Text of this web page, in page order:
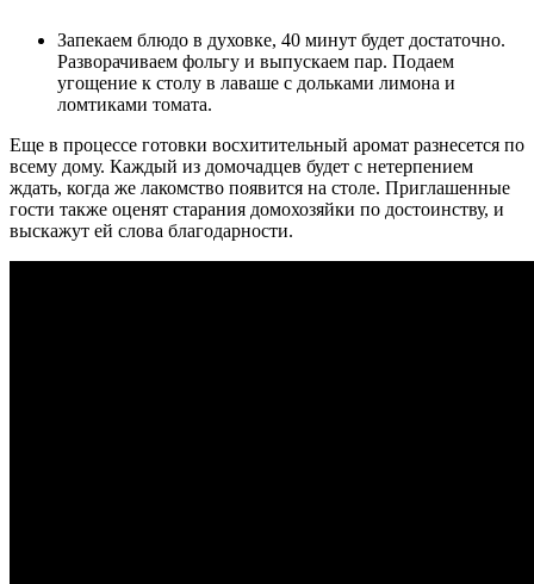
Запекаем блюдо в духовке, 40 минут будет достаточно.
Разворачиваем фольгу и выпускаем пар. Подаем
угощение к столу в лаваше с дольками лимона и
ломтиками томата.
Еще в процессе готовки восхитительный аромат разнесется по
всему дому. Каждый из домочадцев будет с нетерпением
ждать, когда же лакомство появится на столе. Приглашенные
гости также оценят старания домохозяйки по достоинству, и
выскажут ей слова благодарности.